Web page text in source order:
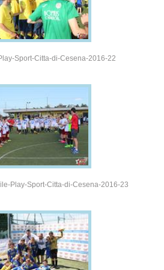
Sport-Citta-di-Cesena-2016-22
Play-Sport-Citta-di-Cesena-2016-23